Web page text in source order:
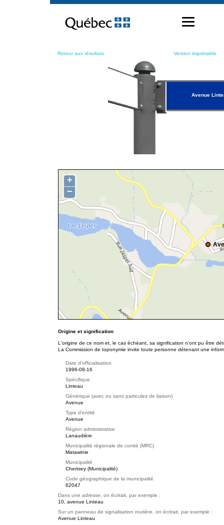
contenu
Retour aux résultats Version imprimable
Avenue
+
−
Origine et signification
L'origine de ce nom et, le cas échéant, sa signification n’ont pu être
La Commission de toponymie invite toute personne détenant une
Date d'officialisation
1996-08-16
Spécifique
Linteau
Générique (avec ou sans particules de liaison)
Avenue
Type d'entité
Avenue
Région administrative
Lanaudière
Municipalité régionale de comté (MRC)
Matawinie
Municipalité
Chertsey (Municipalité)
Code géographique de la municipalité
62047
Dans une adresse, on écrirait, par exemple :
10, avenue Linteau
Sur un panneau de signalisation routière, on écrirait, par exemple :
Avenue Linteau